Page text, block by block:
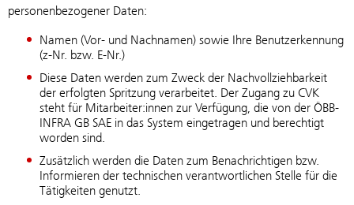
personenbezogener Daten:
Namen (Vor- und Nachnamen) sowie Ihre Benutzerkennung
(z-Nr. bzw. E-Nr.)
Diese Daten werden zum Zweck der Nachvollziehbarkeit
der erfolgten Spritzung verarbeitet. Der Zugang zu CVK
steht für Mitarbeiter:innen zur Verfügung, die von der ÖBB-
INFRA GB SAE in das System eingetragen und berechtigt
worden sind.
Zusätzlich werden die Daten zum Benachrichtigen bzw.
Informieren der technischen verantwortlichen Stelle für die
Tätigkeiten genutzt.